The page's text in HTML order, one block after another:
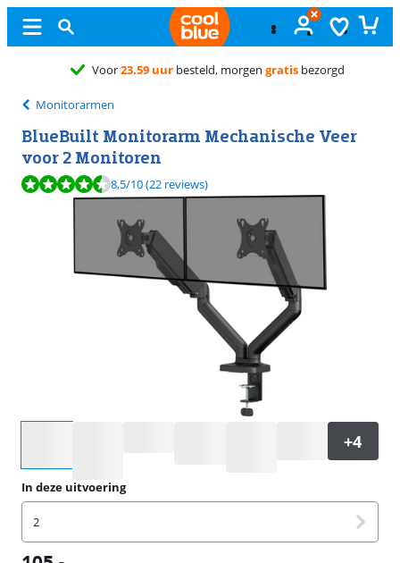
Gratisruilen
Monitorarmen
BlueBuilt Monitorarm Mechanische Veer
voor 2 Monitoren
Beoordeling is 8,5 van de 10, gebaseerd op 22 reviews.
8,5/10(22 reviews)
In deze uitvoering
2